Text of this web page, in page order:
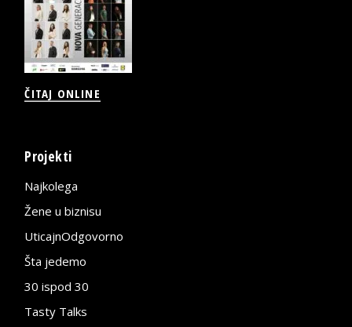
ČITAJ ONLINE
Projekti
Najkolega
Žene u biznisu
UticajnOdgovorno
Šta jedemo
30 ispod 30
Tasty Talks